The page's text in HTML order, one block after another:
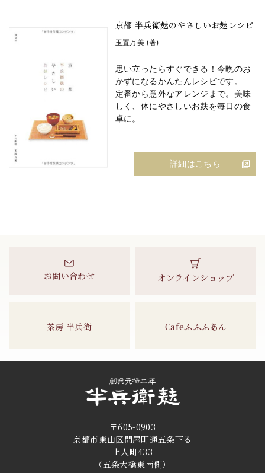
京都 半兵衛麸のやさしいお麸レシピ
玉置万美 (著)
思い立ったらすぐできる！今晩のお
かずになるかんたんレシピです。
定番から意外なアレンジまで。美味
しく、体にやさしいお麸を毎日の食
卓に。
詳細はこちら
お問い合わせ オンラインショップ
茶房 半兵衛 Cafeふふふあん
〒605-0903
京都市東山区問屋町通五条下る
上人町433
（五条大橋東南側）